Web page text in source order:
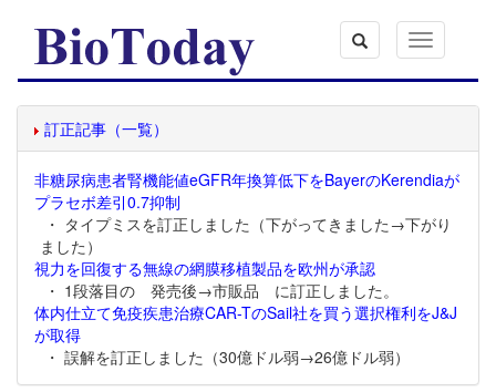
Toggle
navigation
訂正記事（一覧）
非糖尿病患者腎機能値eGFR年換算低下をBayerのKerendiaが
プラセボ差引0.7抑制
・ タイプミスを訂正しました（下がってきました→下がり
ました）
視力を回復する無線の網膜移植製品を欧州が承認
・ 1段落目の 発売後→市販品 に訂正しました。
体内仕立て免疫疾患治療CAR-TのSail社を買う選択権利をJ&J
が取得
・ 誤解を訂正しました（30億ドル弱→26億ドル弱）